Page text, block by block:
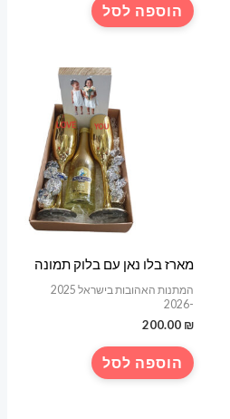
הוספה לסל
מארז בלו נאן עם בלוק תמונה
המתנות האהובות בישראל 2025
-2026
200.00 ₪
הוספה לסל